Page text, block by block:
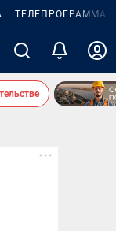
ТЕЛЕПРОГРАММА